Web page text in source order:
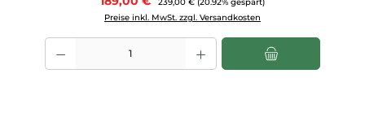
239,00 € (20.92% gespart)
Preise inkl. MwSt. zzgl. Versandkosten
Produkt Anzahl: Gib den gewünschten Wert ein oder benutze die